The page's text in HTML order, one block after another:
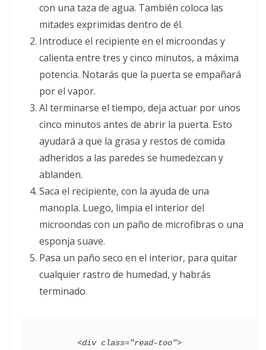
con una taza de agua. También coloca las
mitades exprimidas dentro de él.
Introduce el recipiente en el microondas y
calienta entre tres y cinco minutos, a máxima
potencia. Notarás que la puerta se empañará
por el vapor.
Al terminarse el tiempo, deja actuar por unos
cinco minutos antes de abrir la puerta. Esto
ayudará a que la grasa y restos de comida
adheridos a las paredes se humedezcan y
ablanden.
Saca el recipiente, con la ayuda de una
manopla. Luego, limpia el interior del
microondas con un paño de microfibras o una
esponja suave.
Pasa un paño seco en el interior, para quitar
cualquier rastro de humedad, y habrás
terminado.